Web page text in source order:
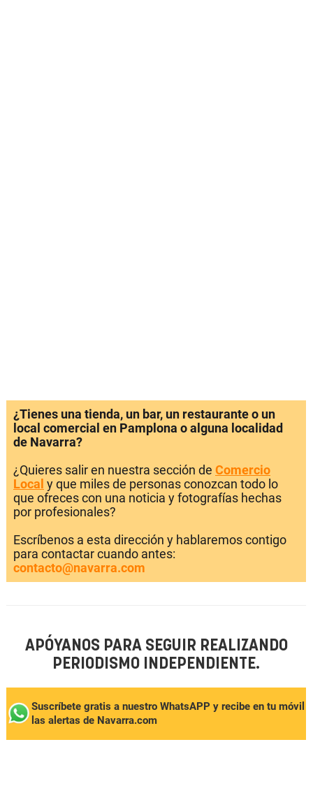
¿Tienes una tienda, un bar, un restaurante o un
local comercial en Pamplona o alguna localidad
de Navarra?
¿Quieres salir en nuestra sección de Comercio
Local y que miles de personas conozcan todo lo
que ofreces con una noticia y fotografías hechas
por profesionales?
Escríbenos a esta dirección y hablaremos contigo
para contactar cuando antes:
contacto@navarra.com
APÓYANOS PARA SEGUIR REALIZANDO
PERIODISMO INDEPENDIENTE.
Suscríbete gratis a nuestro WhatsAPP y recibe en tu móvil
las alertas de Navarra.com